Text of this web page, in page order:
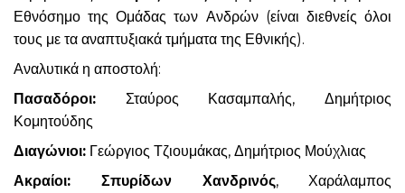
Εθνόσημο της Ομάδας των Ανδρών (είναι διεθνείς όλοι
τους με τα αναπτυξιακά τμήματα της Εθνικής).
Αναλυτικά η αποστολή:
Πασαδόροι: Σταύρος Κασαμπαλής, Δημήτριος
Κομητούδης
Διαγώνιοι: Γεώργιος Τζιουμάκας, Δημήτριος Μούχλιας
Ακραίοι: Σπυρίδων Χανδρινός, Χαράλαμπος